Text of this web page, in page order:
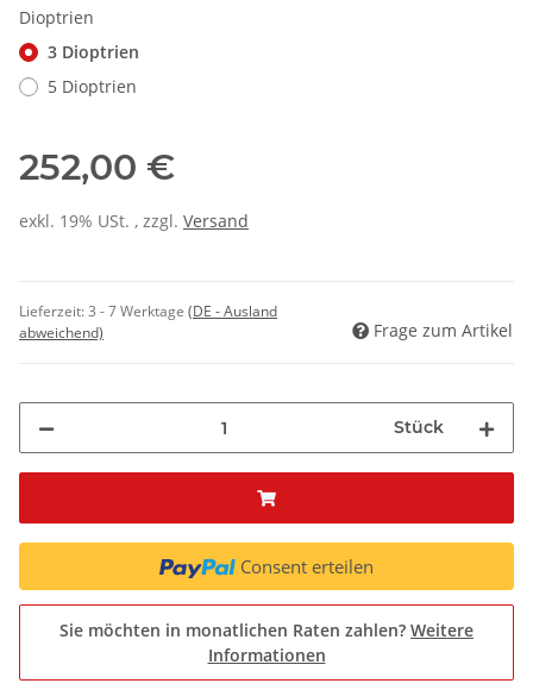
Dioptrien
3 Dioptrien
5 Dioptrien
252,00 €
exkl. 19% USt. , zzgl. Versand
Lieferzeit:3 - 7 Werktage (DE - Ausland
abweichend)
Frage zum Artikel
Stück
Consent erteilen
Sie möchten in monatlichen Raten zahlen? Weitere
Informationen